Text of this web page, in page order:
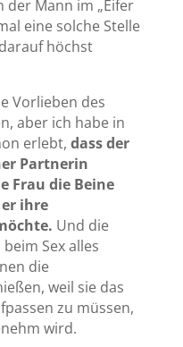
der Mann im „Eifer
eine solche Stelle
höchst
Vorlieben des
aber ich habe in
erlebt, dass der
Partnerin
Frau die Beine
ihre
Und die
Sex alles
die
weil sie das
zu müssen,
wird.